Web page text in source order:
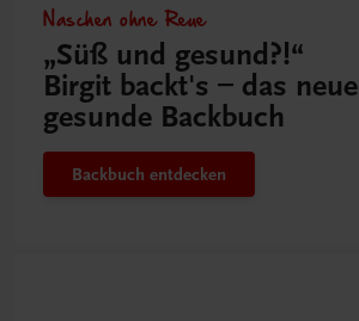
Naschen ohne Reue
„Süß und gesund?!“
Birgit backt's – das neue
gesunde Backbuch
Backbuch entdecken